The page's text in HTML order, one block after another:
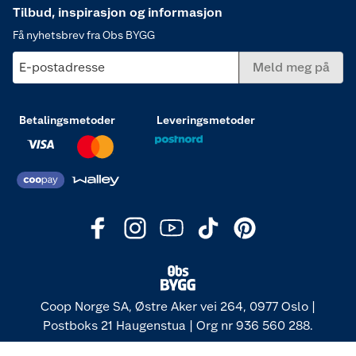
Tilbud, inspirasjon og informasjon
Få nyhetsbrev fra Obs BYGG
E-postadresse Meld meg på
Betalingsmetoder Leveringsmetoder
Coop Norge SA, Østre Aker vei 264, 0977 Oslo |
Postboks 21 Haugenstua | Org nr 936 560 288.